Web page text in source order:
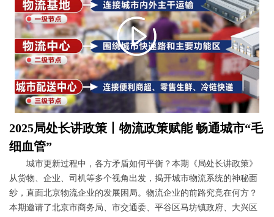
2025局处长讲政策丨物流政策赋能 畅通城市“毛
细血管”
城市更新过程中，各方矛盾如何平衡？本期《局处长讲政策》
从货物、企业、司机等多个视角出发，揭开城市物流系统的神秘面
纱，直面北京物流企业的发展困局。物流企业的前路究竟在何方？
本期邀请了北京市商务局、市交通委、平谷区马坊镇政府、大兴区